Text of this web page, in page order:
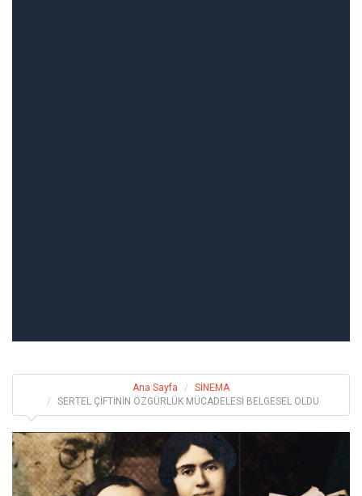
Ana Sayfa
SİNEMA
SERTEL ÇİFTİNİN ÖZGÜRLÜK MÜCADELESİ BELGESEL OLDU